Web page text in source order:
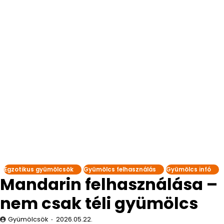
Egzotikus gyümölcsök Gyümölcs felhasználás Gyümölcs infó
Mandarin felhasználása –
nem csak téli gyümölcs
Gyümölcsök 2026.05.22.